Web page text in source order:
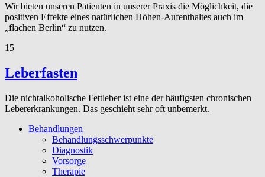
Wir bieten unseren Patienten in unserer Praxis die Möglichkeit, die
positiven Effekte eines natürlichen Höhen-Aufenthaltes auch im
„flachen Berlin“ zu nutzen.
15
Leberfasten
Die nichtalkoholische Fettleber ist eine der häufigsten chronischen
Lebererkrankungen. Das geschieht sehr oft unbemerkt.
Behandlungen
Behandlungsschwerpunkte
Diagnostik
Vorsorge
Therapie